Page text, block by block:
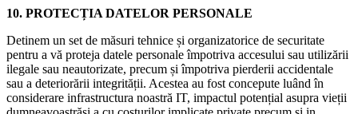
10. PROTECȚIA DATELOR PERSONALE
Detinem un set de măsuri tehnice și organizatorice de securitate
pentru a vă proteja datele personale împotriva accesului sau utilizării
ilegale sau neautorizate, precum și împotriva pierderii accidentale
sau a deteriorării integrității. Acestea au fost concepute luând în
considerare infrastructura noastră IT, impactul potențial asupra vieții